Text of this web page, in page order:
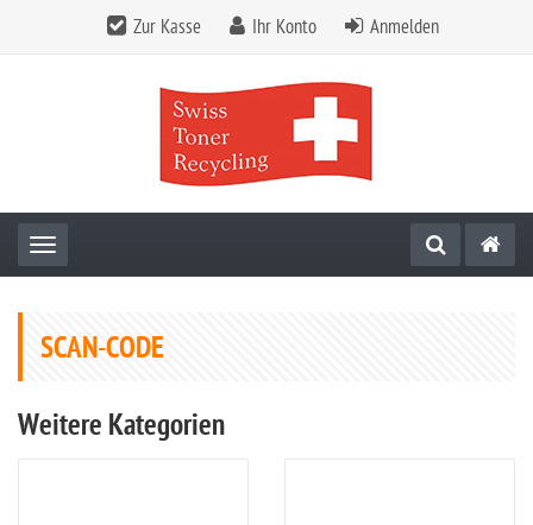
Zur Kasse Ihr Konto Anmelden
Toggle navigation
SCAN-CODE
Weitere Kategorien